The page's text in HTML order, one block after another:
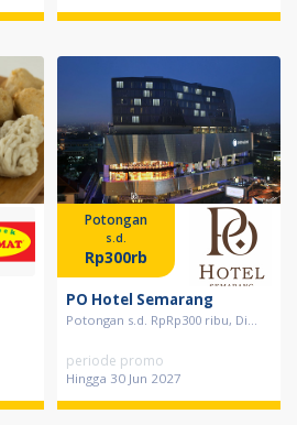
Potongan
s.d.
Rp300rb
PO Hotel Semarang
Potongan s.d. RpRp300 ribu, Di...
periode promo
Hingga 30 Jun 2027